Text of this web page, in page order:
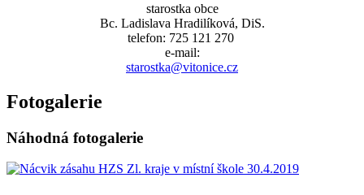
starostka obce
Bc. Ladislava Hradilíková, DiS.
telefon: 725 121 270
e-mail:
starostka@vitonice.cz
Fotogalerie
Náhodná fotogalerie